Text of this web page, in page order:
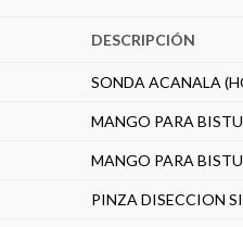
DESCRIPCIÓN
SONDA ACANALA
MANGO PARA
MANGO PARA
PINZA DISECCION